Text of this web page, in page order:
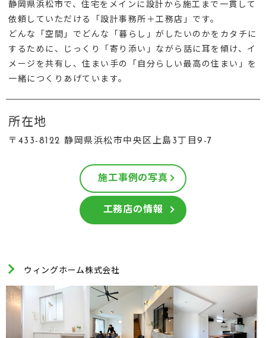
静岡県浜松市で、住宅をメインに設計から施工まで一貫して
依頼していただける「設計事務所＋工務店」です。
どんな「空間」でどんな「暮らし」がしたいのかをカタチに
するために、じっくり「寄り添い」ながら話に耳を傾け、イ
メージを共有し、住まい手の「自分らしい最高の住まい」を
一緒につくりあげています。
所在地
〒433-8122 静岡県浜松市中央区上島3丁目9-7
施工事例の写真
工務店の情報
ウィングホーム株式会社